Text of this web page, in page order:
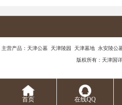
主营产品：天津公墓 天津陵园 天津墓地 永安陵
版权所有：天津国
首页 在线QQ